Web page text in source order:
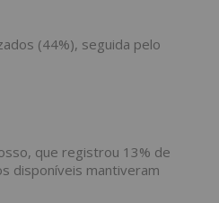
(44%), seguida pelo
que registrou 13% de
disponíveis mantiveram